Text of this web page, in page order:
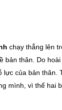
chạy thẳng lên
bản thân. Do
lực của bản thân.
mình, vì thế hai